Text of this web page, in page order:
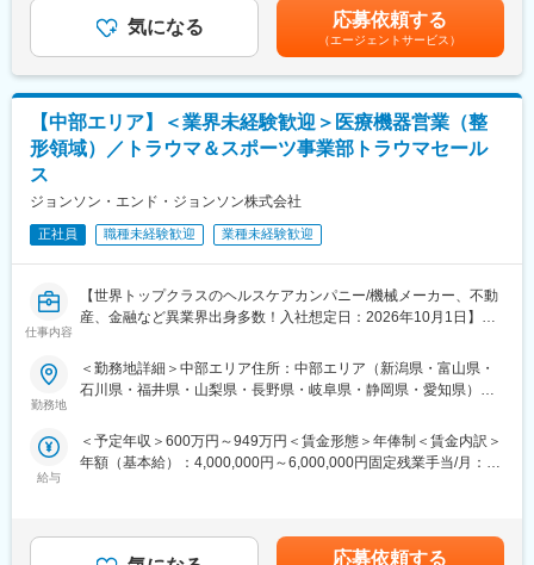
◆部門構成および担当範囲
VIR営業部
部長1名／中日本リージョンリーダー1名／Salesメンバー7名
（VIR営業部全体で19名）
担当施設数：約50施設（うち重点病院 約20施設）
◆この仕事・当社の魅力
す。
・主体性・自発性が成長に直結する環境 成長期の組織だからこ
ーダーへ昇進した実績もあります。
・社会貢献と自己成長、評価がつながる仕事 医療現場への貢献
変更の範囲：会社の定める業務
■業務詳細
担当エリアの病院（主に医師）に対し、当社にて扱っている製品
を提案していただきます。医師のニーズを掘り下げた上で解決に
最適なソリューションを提案する、コンサルティングのような営
業スタイルになります。
＜具体的な業務内容＞
・担当する製品の提案、技術サポート（手術の立会いあり）
・販売代理店へのサポート
・各種学会への参加
・担当施設の患者集患の提案、実行
※緊急の呼び出し等は発生いたしません。
サージェリー事業本部で展開している外科の製品群で「手術用縫
合糸」「手術用器機」「止血剤」の大きく3つ分けれております。
入社後はいずれかの製品群を担当いただきます。豊富なラインナ
ン提案が可能です。
を頂くなど基礎的な知識を身につけてからの現場配属になりま
補足＞※ご経験やスキルを考慮し決定いたします。※上記はインセ
ンティブを含む金額です。賃金はあくまでも目安の金額であり、
選考を通じて上下する可能性があります。月給(月額)は固定手当を
含めた表記です。
気になる 応募依頼する
（エージェントサービス）
【中部エリア】＜業界未経験歓迎＞医療機器営業（整
形領域）／トラウマ＆スポーツ事業部トラウマセール
ス
ジョンソン・エンド・ジョンソン株式会社
正社員 職種未経験歓迎 業種未経験歓迎
仕事内容
【世界トップクラスのヘルスケアカンパニー/機械メーカー、不動
産、金融など異業界出身多数！入社想定日：2026年10月1日】
担当エリアの病院（主に医師）に対し、当社にて扱っている製品
を提案していただきます。医師のニーズを掘り下げた上で解決に
＜具体的な業務内容＞
・担当する製品の提案、技術サポート（手術の立会いあり）
・各種学会への参加
勤務地
＜勤務地詳細＞中部エリア住所：中部エリア（新潟県・富山県・
石川県・福井県・山梨県・長野県・岐阜県・静岡県・愛知県）を
囲：会社の定める事業所
給与
＜予定年収＞600万円～949万円＜賃金形態＞年俸制＜賃金内訳＞
年額（基本給）：4,000,000円～6,000,000円固定残業手当/月：
補足＞※ご経験やスキルを考慮し決定いたします。※上記年収はイ
応募依頼する